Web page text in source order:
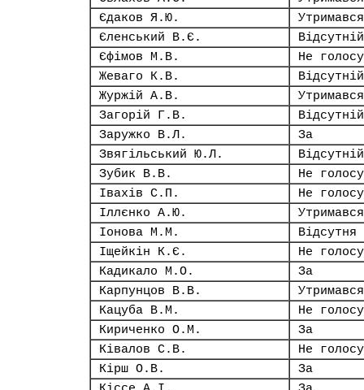
Єдаков Я.Ю.
Утримався
Єленський В.Є.
Відсутній
Єфімов М.В.
Не
Жеваго К.В.
Відсутній
Журжій А.В.
Утримався
Загорій Г.В.
Відсутній
Заружко В.Л.
За
Звягільський Ю.Л.
Відсутній
Зубик В.В.
Не
Івахів С.П.
Не
Іллєнко А.Ю.
Утримався
Іонова М.М.
Відсутня
Іщейкін К.Є.
Не
Кадикало М.О.
За
Карпунцов В.В.
Утримався
Кацуба В.М.
Не
Кириченко О.М.
За
Ківалов С.В.
Не
Кірш О.В.
За